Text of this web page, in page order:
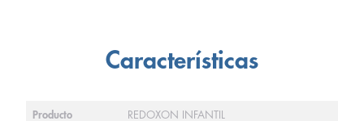
Características
Producto REDOXON INFANTIL